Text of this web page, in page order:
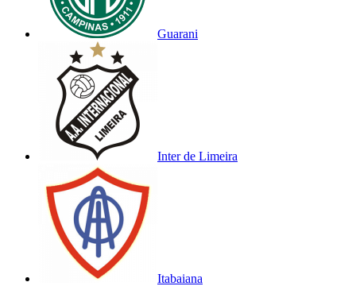
Guarani
Inter de Limeira
Itabaiana